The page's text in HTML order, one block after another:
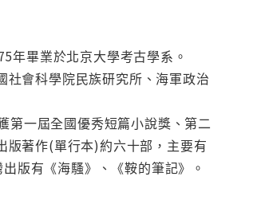
年畢業於北京大學考古學系。
會科學院民族研究所、海軍政治
第一屆全國優秀短篇小說獎、第二
版著作(單行本)約六十部，主要有
版有《海騷》、《鞍的筆記》。